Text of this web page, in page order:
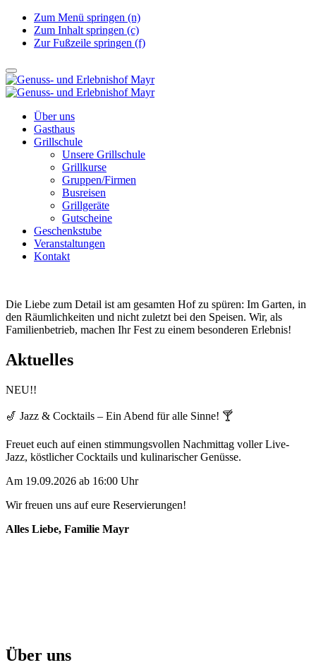
Zum Menü springen (n)
Zum Inhalt springen (c)
Zur Fußzeile springen (f)
Über uns
Gasthaus
Grillschule
Unsere Grillschule
Grillkurse
Gruppen/Firmen
Busreisen
Grillgeräte
Gutscheine
Geschenkstube
Veranstaltungen
Kontakt
Die Liebe zum Detail ist am gesamten Hof zu spüren: Im Garten, in
den Räumlichkeiten und nicht zuletzt bei den Speisen. Wir, als
Familienbetrieb, machen Ihr Fest zu einem besonderen Erlebnis!
Aktuelles
NEU!!
🎷 Jazz & Cocktails – Ein Abend für alle Sinne! 🍸
Freuet euch auf einen stimmungsvollen Nachmittag voller Live-
Jazz, köstlicher Cocktails und kulinarischer Genüsse.
Am 19.09.2026 ab 16:00 Uhr
Wir freuen uns auf eure Reservierungen!
Alles Liebe, Familie Mayr
Über uns